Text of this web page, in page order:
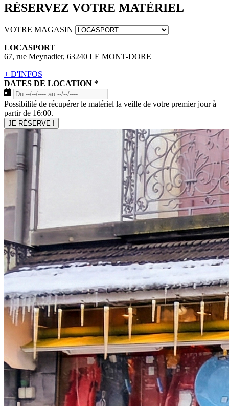
RÉSERVEZ VOTRE MATÉRIEL
VOTRE MAGASIN
LOCASPORT
67, rue Meynadier, 63240 LE MONT-DORE
+ D'INFOS
DATES DE LOCATION *
Possibilité de récupérer le matériel la veille de votre premier jour à
partir de 16:00.
JE RÉSERVE !